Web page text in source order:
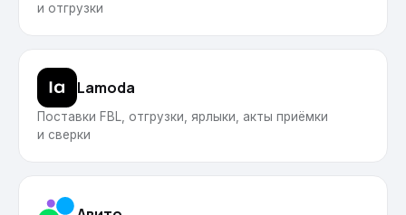
и отгрузки
Lamoda
Поставки FBL, отгрузки, ярлыки, акты приёмки
и сверки